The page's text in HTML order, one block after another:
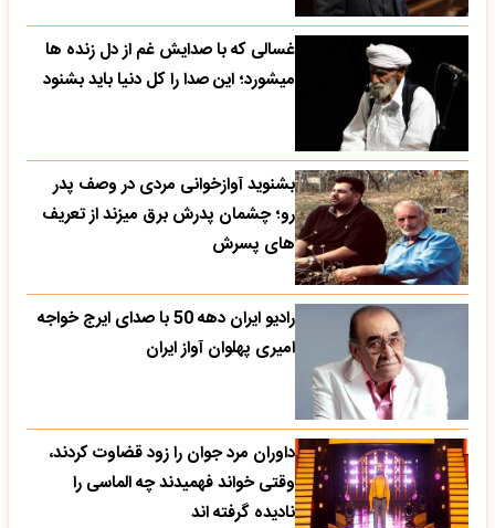
غسالی که با صدایش غم از دل زنده ها
میشورد؛ این صدا را کل دنیا باید بشنود
بشنوید آوازخوانی مردی در وصف پدر
رو؛ چشمان پدرش برق میزند از تعریف
های پسرش
رادیو ایران دهه 50 با صدای ایرج خواجه
امیری پهلوان آواز ایران
داوران مرد جوان را زود قضاوت کردند،
وقتی خواند فهمیدند چه الماسی را
نادیده گرفته اند